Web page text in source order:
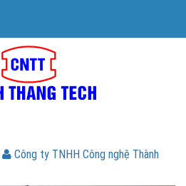
Công ty TNHH Công nghệ Thành